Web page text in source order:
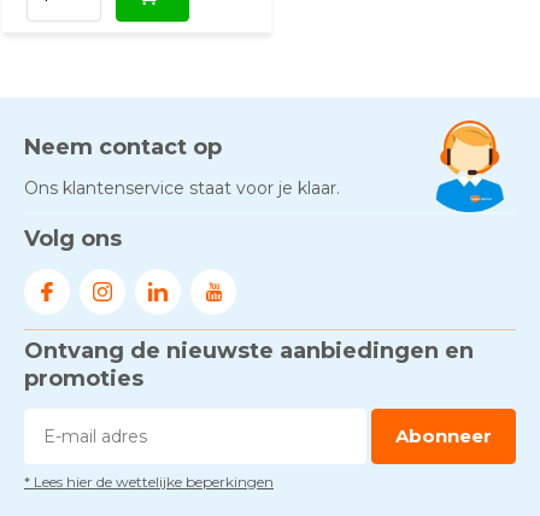
Neem contact op
Ons klantenservice staat voor je klaar.
Volg ons
Ontvang de nieuwste aanbiedingen en
promoties
Abonneer
* Lees hier de wettelijke beperkingen